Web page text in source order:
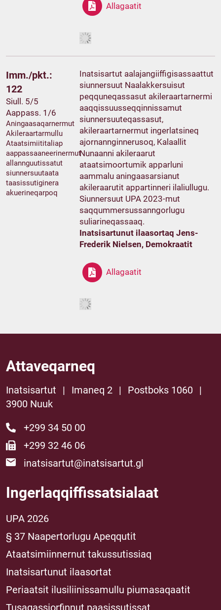
Allagaatit
Imm./pkt.:
122
Siull. 5/5
Aappass. 1/6
Aningaasaqarnermut
Akileraartarmullu
Ataatsimiititaliap
aappassaaneerinermut
allannguutissatut
siunnersuutaata
taasissutiginera
akuerineqarpoq
Inatsisartut aalajangiiffigisassaattut
siunnersuut Naalakkersuisut
peqquneqassasut akileraartarnermi
aaqqissuusseqqinnissamut
siunnersuuteqassasut,
akileraartarnermut ingerlatsineq
ajornannginnerusoq, Kalaallit
Nunaanni akileraarut
ataatsimoortumik apparluni
aammalu aningaasarsianut
akileraarutit appartinneri ilaliullugu.
Siunnersuut UPA 2023-mut
saqqummersussanngorlugu
suliarineqassaaq.
Inatsisartunut ilaasortaq Jens-
Frederik Nielsen, Demokraatit
Allagaatit
Attaveqarneq
Inatsisartut | Imaneq 2 | Postboks 1060
|
3900 Nuuk
+299 34 50 00
+299 32 46 06
inatsisartut@inatsisartut.gl
Ingerlaqqiffissatsialaat
UPA 2026
§ 37 Naapertorlugu Apeqqutit
Ataatsimiinnernut takussutissiaq
Inatsisartunut ilaasortat
Periaatsit ilusiliinissamullu piumasaqaatit
Tusagassiorfinnut paasissutissat